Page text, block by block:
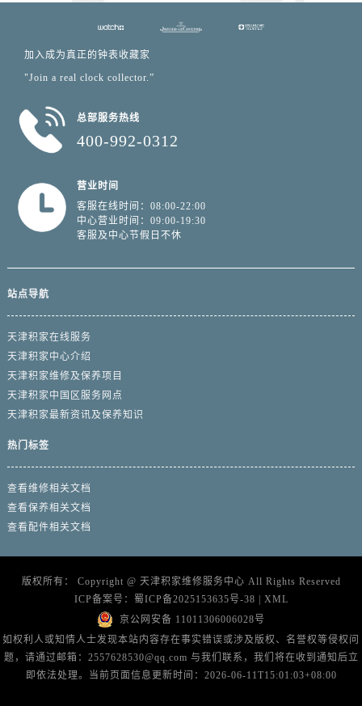
加入成为真正的钟表收藏家
"Join a real clock collector.”
总部服务热线
400-992-0312
营业时间
客服在线时间：08:00-22:00
中心营业时间：09:00-19:30
客服及中心节假日不休
站点导航
天津积家在线服务
天津积家中心介绍
天津积家维修及保养项目
天津积家中国区服务网点
天津积家最新资讯及保养知识
热门标签
查看维修相关文档
查看保养相关文档
查看配件相关文档
版权所有： Copyright @ 天津积家维修服务中心 All Rights Reserved
ICP备案号：
蜀ICP备2025153635号-38 | XML
京公网安备 11011306006028号
如权利人或知情人士发现本站内容存在事实错误或涉及版权、名誉权等侵权问
题，请通过邮箱：2557628530@qq.com 与我们联系，我们将在收到通知后立
即依法处理。当前页面信息更新时间：2026-06-11T15:01:03+08:00